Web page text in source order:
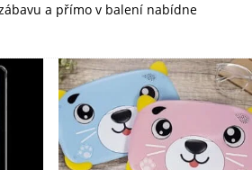
a přímo v balení nabídne